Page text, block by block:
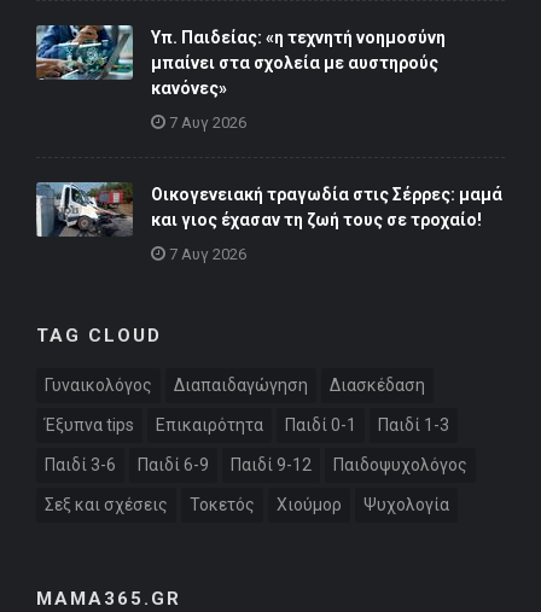
Υπ. Παιδείας: «η τεχνητή νοημοσύνη
μπαίνει στα σχολεία με αυστηρούς
κανόνες»
7 Αυγ 2026
Οικογενειακή τραγωδία στις Σέρρες: μαμά
και γιος έχασαν τη ζωή τους σε τροχαίο!
7 Αυγ 2026
TAG CLOUD
Γυναικολόγος Διαπαιδαγώγηση Διασκέδαση
Έξυπνα tips Επικαιρότητα Παιδί 0-1 Παιδί 1-3
Παιδί 3-6 Παιδί 6-9 Παιδί 9-12 Παιδοψυχολόγος
Σεξ και σχέσεις Τοκετός Χιούμορ Ψυχολογία
MAMA365.GR